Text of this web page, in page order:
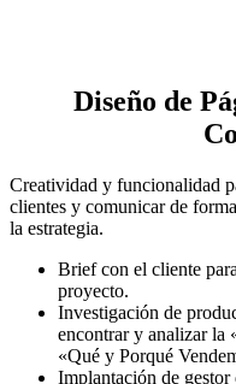
Diseño de
Creatividad y funcionalidad
clientes y comunicar de
la estrategia.
Brief con el cliente
proyecto.
Investigación de
encontrar y analizar la
«Qué y Porqué
Implantación de